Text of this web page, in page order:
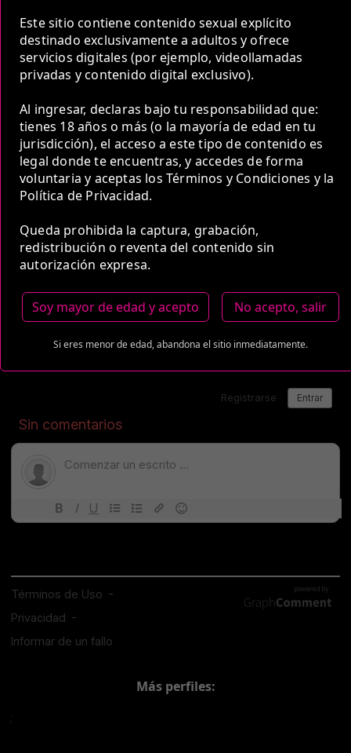
Este sitio contiene contenido sexual explícito
destinado exclusivamente a adultos y ofrece
servicios digitales (por ejemplo, videollamadas
privadas y contenido digital exclusivo).
Al ingresar, declaras bajo tu responsabilidad que:
tienes 18 años o más (o la mayoría de edad en tu
jurisdicción), el acceso a este tipo de contenido es
legal donde te encuentras, y accedes de forma
voluntaria y aceptas los Términos y Condiciones y la
Política de Privacidad.
Queda prohibida la captura, grabación,
redistribución o reventa del contenido sin
autorización expresa.
Soy mayor de edad y acepto No acepto, salir
Si eres menor de edad, abandona el sitio inmediatamente.
5 Horas
COP 2,500,000.00
Estas tarifas incluyen transporte y preservativos
Medio de Pago:
Más perfiles: